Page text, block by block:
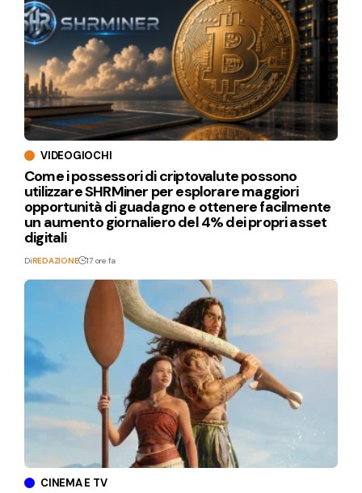
VIDEOGIOCHI
Come i possessori di criptovalute possono
utilizzare SHRMiner per esplorare maggiori
opportunità di guadagno e ottenere facilmente
un aumento giornaliero del 4% dei propri asset
digitali
DiREDAZIONE 17 ore fa
CINEMA E TV